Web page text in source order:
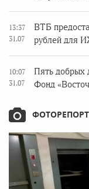
13:37
31.07
ВТБ
рублей для
10:07
31.07
Пять добрых
Фонд